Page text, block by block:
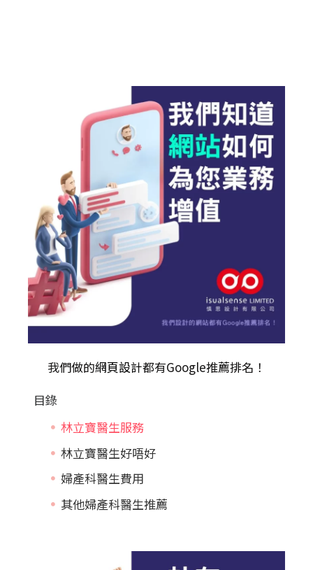
我們做的網頁設計都有Google推薦排名！
目錄
林立寶醫生服務
林立寶醫生好唔好
婦產科醫生費用
其他婦產科醫生推薦